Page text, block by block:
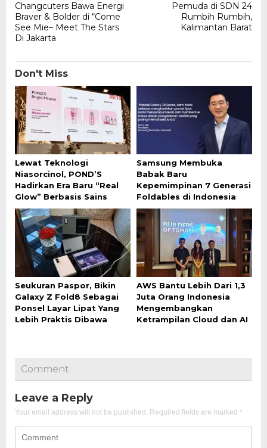
Changcuters Bawa Energi
Braver & Bolder di “Come
See Mie– Meet The Stars
Di Jakarta
Pemuda di SDN 24
Rumbih Rumbih,
Kalimantan Barat
Don't Miss
Lewat Teknologi
Niasorcinol, POND’S
Hadirkan Era Baru “Real
Glow” Berbasis Sains
Samsung Membuka
Babak Baru
Kepemimpinan 7 Generasi
Foldables di Indonesia
Seukuran Paspor, Bikin
Galaxy Z Fold8 Sebagai
Ponsel Layar Lipat Yang
Lebih Praktis Dibawa
AWS Bantu Lebih Dari 1,3
Juta Orang Indonesia
Mengembangkan
Ketrampilan Cloud dan AI
Comment
Leave a Reply
Your email address will not be published. Required fields are marked *